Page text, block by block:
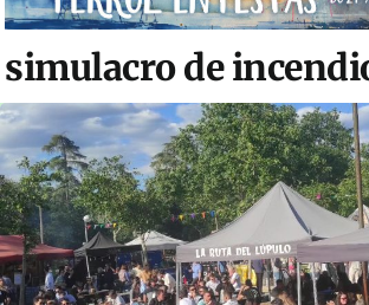
simulacro de